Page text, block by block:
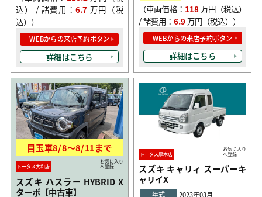
込） / 諸費用：6.7 万円（税
込））
WEBからの来店予約ボタン
詳細はこちら
（車両価格： 118万円（税込）
/ 諸費用：6.9万円（税込））
WEBからの来店予約ボタン
詳細はこちら
目玉車8/8〜8/11まで
トータス大和店
お気に入り
へ登録
スズキ ハスラー HYBRID X
ターボ【中古車】
トータス厚木店
お気に入り
へ登録
スズキ キャリィ スーパーキ
ャリイX
年式
2023年03月